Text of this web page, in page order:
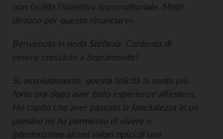
non facilita l’iniziativa imprenditoriale. Molti
devono per questo rinunciare»
Benvenuta in onda Stefania. Contenta di
essere cresciuta a Sopramonte?
Sì, assolutamente, questa felicità la sento più
forte ora dopo aver fatto esperienze all’estero.
Ho capito che aver passato la fanciullezza in un
paesino mi ha permesso di vivere e
interiorizzare alcuni valori tipici di una